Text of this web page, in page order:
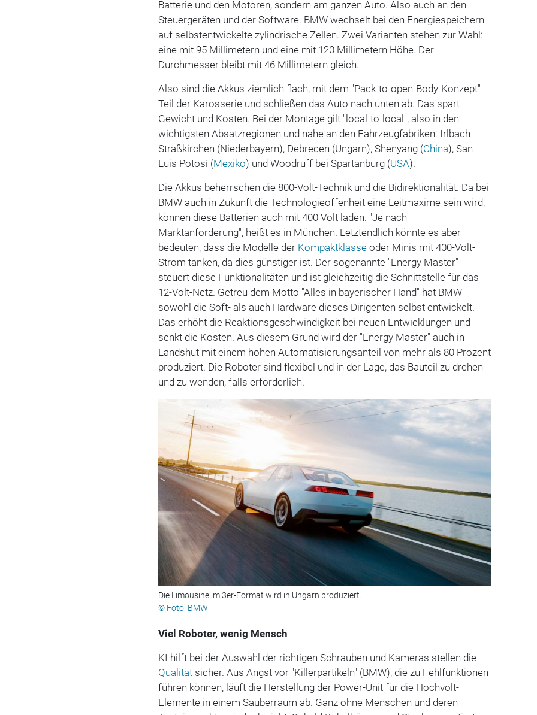
Batterie und den Motoren, sondern am ganzen Auto. Also auch an den
Steuergeräten und der Software. BMW wechselt bei den Energiespeichern
auf selbstentwickelte zylindrische Zellen. Zwei Varianten stehen zur Wahl:
eine mit 95 Millimetern und eine mit 120 Millimetern Höhe. Der
Durchmesser bleibt mit 46 Millimetern gleich.
Also sind die Akkus ziemlich flach, mit dem "Pack-to-open-Body-Konzept"
Teil der Karosserie und schließen das Auto nach unten ab. Das spart
Gewicht und Kosten. Bei der Montage gilt "local-to-local", also in den
wichtigsten Absatzregionen und nahe an den Fahrzeugfabriken: Irlbach-
Straßkirchen (Niederbayern), Debrecen (Ungarn), Shenyang (China), San
Luis Potosí (Mexiko) und Woodruff bei Spartanburg (USA).
Die Akkus beherrschen die 800-Volt-Technik und die Bidirektionalität. Da bei
BMW auch in Zukunft die Technologieoffenheit eine Leitmaxime sein wird,
können diese Batterien auch mit 400 Volt laden. "Je nach
Marktanforderung", heißt es in München. Letztendlich könnte es aber
bedeuten, dass die Modelle der Kompaktklasse oder Minis mit 400-Volt-
Strom tanken, da dies günstiger ist. Der sogenannte "Energy Master"
steuert diese Funktionalitäten und ist gleichzeitig die Schnittstelle für das
12-Volt-Netz. Getreu dem Motto "Alles in bayerischer Hand" hat BMW
sowohl die Soft- als auch Hardware dieses Dirigenten selbst entwickelt.
Das erhöht die Reaktionsgeschwindigkeit bei neuen Entwicklungen und
senkt die Kosten. Aus diesem Grund wird der "Energy Master" auch in
Landshut mit einem hohen Automatisierungsanteil von mehr als 80 Prozent
produziert. Die Roboter sind flexibel und in der Lage, das Bauteil zu drehen
und zu wenden, falls erforderlich.
Die Limousine im 3er-Format wird in Ungarn produziert.
© Foto: BMW
Viel Roboter, wenig Mensch
KI hilft bei der Auswahl der richtigen Schrauben und Kameras stellen die
Qualität sicher. Aus Angst vor "Killerpartikeln" (BMW), die zu Fehlfunktionen
führen können, läuft die Herstellung der Power-Unit für die Hochvolt-
Elemente in einem Sauberraum ab. Ganz ohne Menschen und deren